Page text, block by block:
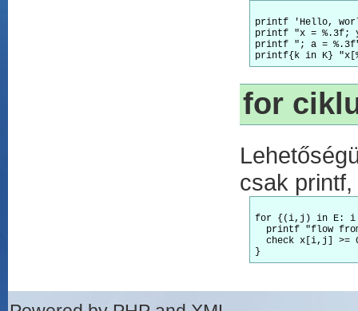
printf 'Hello,
printf "x = %.3f;
printf "; a =
for
csak
for {(i,j) in E:
printf "flow
check x[i,j] >=